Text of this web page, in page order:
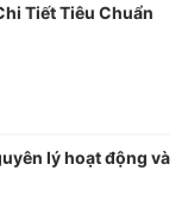
Tiết Tiêu Chuẩn
lý hoạt động và